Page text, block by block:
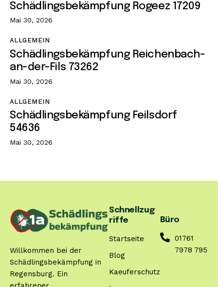
Schädlingsbekämpfung Rogeez 17209
Mai 30, 2026
ALLGEMEIN
Schädlingsbekämpfung Reichenbach-
an-der-Fils 73262
Mai 30, 2026
ALLGEMEIN
Schädlingsbekämpfung Feilsdorf
54636
Mai 30, 2026
Willkommen bei der
Schädlingsbekämpfung in
Regensburg. Ein
Schnellzug
riffe
Startseite
Blog
Kaeuferschutz
Büro
01761
7978 795